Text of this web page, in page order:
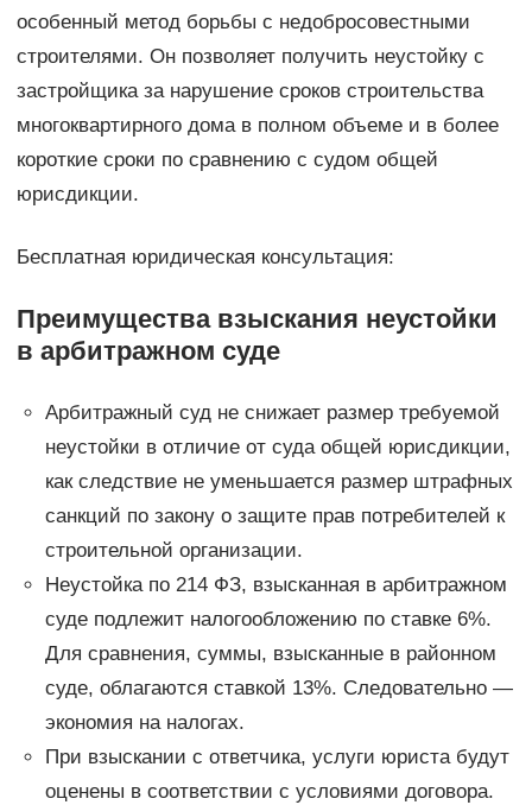
особенный метод борьбы с недобросовестными
строителями. Он позволяет получить неустойку с
застройщика за нарушение сроков строительства
многоквартирного дома в полном объеме и в более
короткие сроки по сравнению с судом общей
юрисдикции.
Бесплатная юридическая консультация:
Преимущества взыскания неустойки
в арбитражном суде
Арбитражный суд не снижает размер требуемой
неустойки в отличие от суда общей юрисдикции,
как следствие не уменьшается размер штрафных
санкций по закону о защите прав потребителей к
строительной организации.
Неустойка по 214 ФЗ, взысканная в арбитражном
суде подлежит налогообложению по ставке 6%.
Для сравнения, суммы, взысканные в районном
суде, облагаются ставкой 13%. Следовательно —
экономия на налогах.
При взыскании с ответчика, услуги юриста будут
оценены в соответствии с условиями договора.